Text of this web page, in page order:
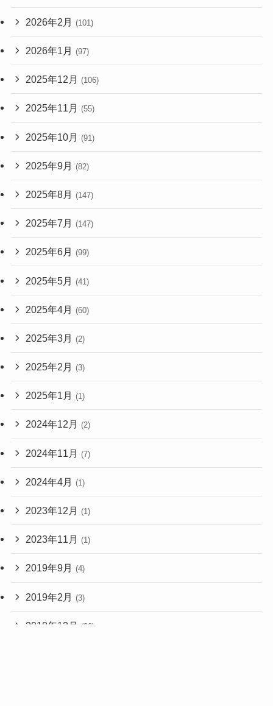
2026年2月 (101)
2026年1月 (97)
2025年12月 (106)
2025年11月 (55)
2025年10月 (91)
2025年9月 (82)
2025年8月 (147)
2025年7月 (147)
2025年6月 (99)
2025年5月 (41)
2025年4月 (60)
2025年3月 (2)
2025年2月 (3)
2025年1月 (1)
2024年12月 (2)
2024年11月 (7)
2024年4月 (1)
2023年12月 (1)
2023年11月 (1)
2019年9月 (4)
2019年2月 (3)
2018年12月 (20)